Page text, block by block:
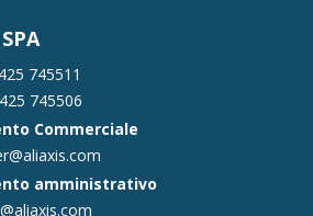
745511
745506
Commerciale
amministrativo